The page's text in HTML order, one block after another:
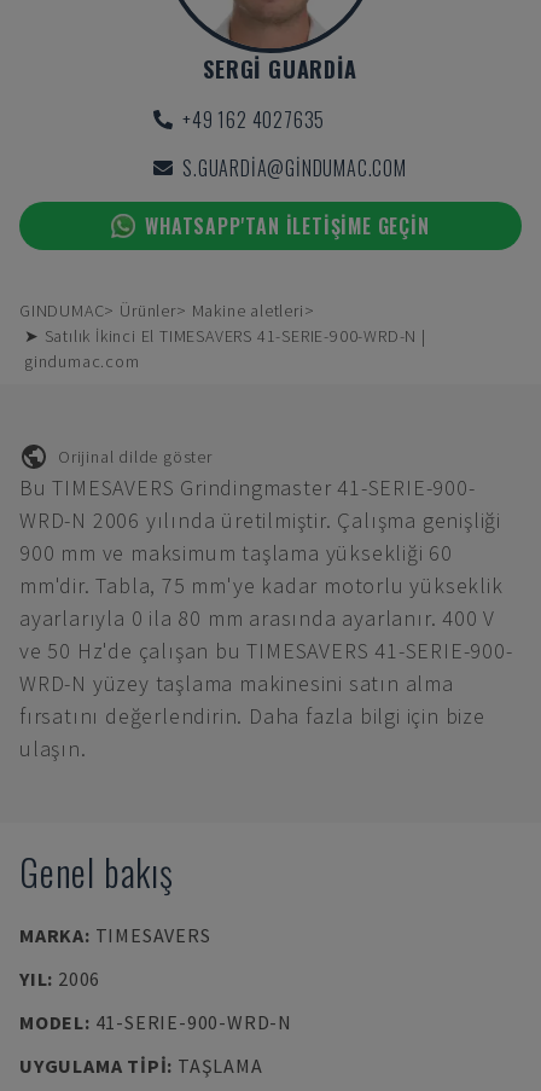
SERGI GUARDIA
+49 162 4027635
S.GUARDIA@GINDUMAC.COM
WHATSAPP'TAN ILETIŞIME GEÇIN
GINDUMAC Ürünler
Makine aletleri
➤ Satılık İkinci El TIMESAVERS 41-SERIE-900-WRD-N |
gindumac.com
Orijinal dilde göster
Bu TIMESAVERS Grindingmaster 41-SERIE-900-
WRD-N 2006 yılında üretilmiştir. Çalışma genişliği
900 mm ve maksimum taşlama yüksekliği 60
mm'dir. Tabla, 75 mm'ye kadar motorlu yükseklik
ayarlarıyla 0 ila 80 mm arasında ayarlanır. 400 V
ve 50 Hz'de çalışan bu TIMESAVERS 41-SERIE-900-
WRD-N yüzey taşlama makinesini satın alma
fırsatını değerlendirin. Daha fazla bilgi için bize
ulaşın.
Genel bakış
MARKA: TIMESAVERS
YIL: 2006
MODEL: 41-SERIE-900-WRD-N
UYGULAMA TIPI: TAŞLAMA